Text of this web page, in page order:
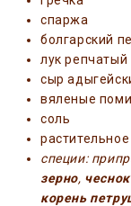
спаржа
болгарский
лук репчатый
сыр
вяленые
соль
специи:
зерно,
корень